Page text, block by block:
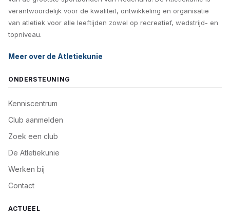
verantwoordelijk voor de kwaliteit, ontwikkeling en organisatie
van atletiek voor alle leeftijden zowel op recreatief, wedstrijd- en
topniveau.
Meer over de Atletiekunie
ONDERSTEUNING
Kenniscentrum
Club aanmelden
Zoek een club
De Atletiekunie
Werken bij
Contact
ACTUEEL